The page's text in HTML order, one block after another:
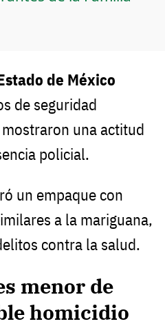
de México
de seguridad
una actitud
policial.
un empaque con
a la mariguana,
contra la salud.
menor de
homicidio